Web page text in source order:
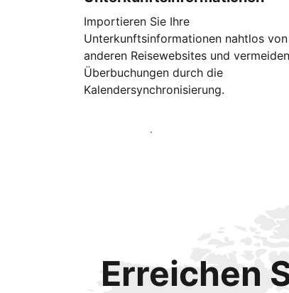
Importieren Sie Ihre
Unterkunftsinformationen nahtlos von
anderen Reisewebsites und
Überbuchungen durch die
Kalendersynchronisierung.
Noch heute loslegen
Erreichen